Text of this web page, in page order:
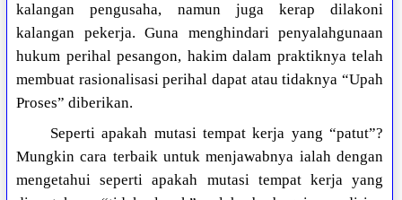
kalangan pengusaha, namun juga kerap dilakoni
kalangan pekerja. Guna menghindari penyalahgunaan
hukum perihal pesangon, hakim dalam praktiknya telah
membuat rasionalisasi perihal dapat atau tidaknya “Upah
Proses” diberikan.
Seperti apakah mutasi tempat kerja yang “patut”?
Mungkin cara terbaik untuk menjawabnya ialah dengan
mengetahui seperti apakah mutasi tempat kerja yang